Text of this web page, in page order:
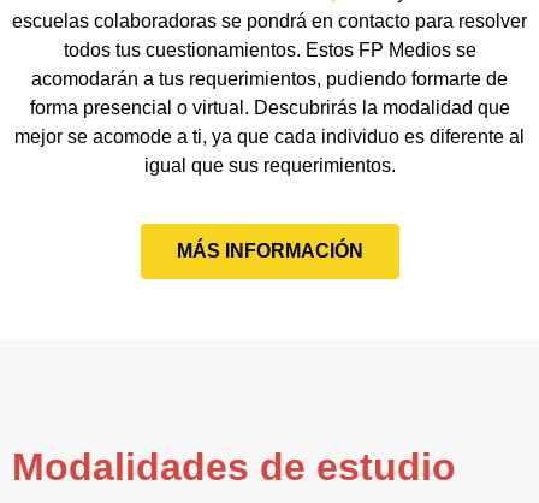
escuelas colaboradoras se pondrá en contacto para resolver
todos tus cuestionamientos. Estos FP Medios se
acomodarán a tus requerimientos, pudiendo formarte de
forma presencial o virtual. Descubrirás la modalidad que
mejor se acomode a ti, ya que cada individuo es diferente al
igual que sus requerimientos.
MÁS INFORMACIÓN
Modalidades de estudio